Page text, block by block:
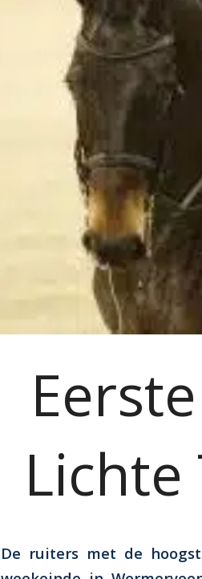
De ruiters met de